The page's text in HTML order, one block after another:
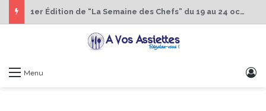
1er Édition de “La Semaine des Chefs” du 19 au 24 octobre 2026
Menu